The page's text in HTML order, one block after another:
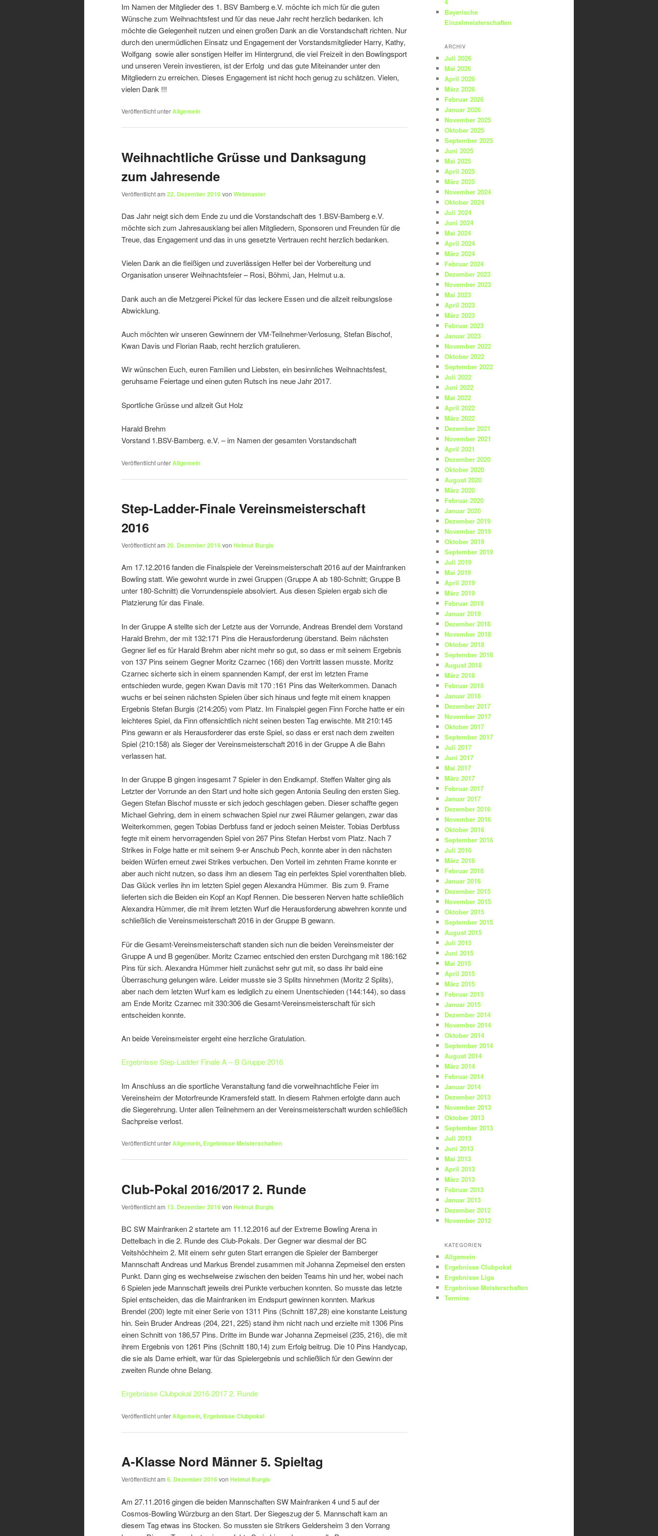
Im Namen der Mitglieder des 1. BSV Bamberg e.V. möchte ich mich für die guten
Wünsche zum Weihnachtsfest und für das neue Jahr recht herzlich bedanken. Ich
möchte die Gelegenheit nutzen und einen großen Dank an die Vorstandschaft richten. Nur
durch den unermüdlichen Einsatz und Engagement der Vorstandsmitglieder Harry, Kathy,
Wolfgang sowie aller sonstigen Helfer im Hintergrund, die viel Freizeit in den Bowlingsport
und unseren Verein investieren, ist der Erfolg und das gute Miteinander unter den
Mitgliedern zu erreichen. Dieses Engagement ist nicht hoch genug zu schätzen. Vielen,
vielen Dank !!!
Veröffentlicht unterAllgemein
Weihnachtliche Grüsse und Danksagung
zum Jahresende
Veröffentlicht am 22. Dezember 2016von Webmaster
Das Jahr neigt sich dem Ende zu und die Vorstandschaft des 1.BSV-Bamberg e.V.
möchte sich zum Jahresausklang bei allen Mitgliedern, Sponsoren und Freunden für die
Treue, das Engagement und das in uns gesetzte Vertrauen recht herzlich bedanken.
Vielen Dank an die fleißigen und zuverlässigen Helfer bei der Vorbereitung und
Organisation unserer Weihnachtsfeier – Rosi, Böhmi, Jan, Helmut u.a.
Dank auch an die Metzgerei Pickel für das leckere Essen und die allzeit reibungslose
Abwicklung.
Auch möchten wir unseren Gewinnern der VM-Teilnehmer-Verlosung, Stefan Bischof,
Kwan Davis und Florian Raab, recht herzlich gratulieren.
Wir wünschen Euch, euren Familien und Liebsten, ein besinnliches Weihnachtsfest,
geruhsame Feiertage und einen guten Rutsch ins neue Jahr 2017.
Sportliche Grüsse und allzeit Gut Holz
Harald Brehm
Vorstand 1.BSV-Bamberg. e.V. – im Namen der gesamten Vorstandschaft
Veröffentlicht unterAllgemein
Step-Ladder-Finale Vereinsmeisterschaft
2016
Veröffentlicht am 20. Dezember 2016von Helmut Burgis
Am 17.12.2016 fanden die Finalspiele der Vereinsmeisterschaft 2016 auf der Mainfranken
Bowling statt. Wie gewohnt wurde in zwei Gruppen (Gruppe A ab 180-Schnitt; Gruppe B
unter 180-Schnitt) die Vorrundenspiele absolviert. Aus diesen Spielen ergab sich die
Platzierung für das Finale.
In der Gruppe A stellte sich der Letzte aus der Vorrunde, Andreas Brendel dem Vorstand
Harald Brehm, der mit 132:171 Pins die Herausforderung überstand. Beim nächsten
Gegner lief es für Harald Brehm aber nicht mehr so gut, so dass er mit seinem Ergebnis
von 137 Pins seinem Gegner Moritz Czarnec (166) den Vortritt lassen musste. Moritz
Czarnec sicherte sich in einem spannenden Kampf, der erst im letzten Frame
entschieden wurde, gegen Kwan Davis mit 170 :161 Pins das Weiterkommen. Danach
wuchs er bei seinen nächsten Spielen über sich hinaus und fegte mit einem knappen
Ergebnis Stefan Burgis (214:205) vom Platz. Im Finalspiel gegen Finn Forche hatte er ein
leichteres Spiel, da Finn offensichtlich nicht seinen besten Tag erwischte. Mit 210:145
Pins gewann er als Herausforderer das erste Spiel, so dass er erst nach dem zweiten
Spiel (210:158) als Sieger der Vereinsmeisterschaft 2016 in der Gruppe A die Bahn
verlassen hat.
In der Gruppe B gingen insgesamt 7 Spieler in den Endkampf. Steffen Walter ging als
Letzter der Vorrunde an den Start und holte sich gegen Antonia Seuling den ersten Sieg.
Gegen Stefan Bischof musste er sich jedoch geschlagen geben. Dieser schaffte gegen
Michael Gehring, dem in einem schwachen Spiel nur zwei Räumer gelangen, zwar das
Weiterkommen, gegen Tobias Derbfuss fand er jedoch seinen Meister. Tobias Derbfuss
fegte mit einem hervorragenden Spiel von 267 Pins Stefan Herbst vom Platz. Nach 7
Strikes in Folge hatte er mit seinem 9-er Anschub Pech, konnte aber in den nächsten
beiden Würfen erneut zwei Strikes verbuchen. Den Vorteil im zehnten Frame konnte er
aber auch nicht nutzen, so dass ihm an diesem Tag ein perfektes Spiel vorenthalten blieb.
Das Glück verlies ihn im letzten Spiel gegen Alexandra Hümmer. Bis zum 9. Frame
lieferten sich die Beiden ein Kopf an Kopf Rennen. Die besseren Nerven hatte schließlich
Alexandra Hümmer, die mit ihrem letzten Wurf die Herausforderung abwehren konnte und
schließlich die Vereinsmeisterschaft 2016 in der Gruppe B gewann.
Für die Gesamt-Vereinsmeisterschaft standen sich nun die beiden Vereinsmeister der
Gruppe A und B gegenüber. Moritz Czarnec entschied den ersten Durchgang mit 186:162
Pins für sich. Alexandra Hümmer hielt zunächst sehr gut mit, so dass ihr bald eine
Überraschung gelungen wäre. Leider musste sie 3 Splits hinnehmen (Moritz 2 Splits),
aber nach dem letzten Wurf kam es lediglich zu einem Unentschieden (144:144), so dass
am Ende Moritz Czarnec mit 330:306 die Gesamt-Vereinsmeisterschaft für sich
entscheiden konnte.
An beide Vereinsmeister ergeht eine herzliche Gratulation.
Ergebnisse Step-Ladder Finale A – B Gruppe 2016
Im Anschluss an die sportliche Veranstaltung fand die vorweihnachtliche Feier im
Vereinsheim der Motorfreunde Kramersfeld statt. In diesem Rahmen erfolgte dann auch
die Siegerehrung. Unter allen Teilnehmern an der Vereinsmeisterschaft wurden schließlich
Sachpreise verlost.
Veröffentlicht unterAllgemein, Ergebnisse Meisterschaften
Club-Pokal 2016/2017 2. Runde
Veröffentlicht am 13. Dezember 2016von Helmut Burgis
BC SW Mainfranken 2 startete am 11.12.2016 auf der Extreme Bowling Arena in
Dettelbach in die 2. Runde des Club-Pokals. Der Gegner war diesmal der BC
Veitshöchheim 2. Mit einem sehr guten Start errangen die Spieler der Bamberger
Mannschaft Andreas und Markus Brendel zusammen mit Johanna Zepmeisel den ersten
Punkt. Dann ging es wechselweise zwischen den beiden Teams hin und her, wobei nach
6 Spielen jede Mannschaft jeweils drei Punkte verbuchen konnten. So musste das letzte
Spiel entscheiden, das die Mainfranken im Endspurt gewinnen konnten. Markus
Brendel (200) legte mit einer Serie von 1311 Pins (Schnitt 187,28) eine konstante Leistung
hin. Sein Bruder Andreas (204, 221, 225) stand ihm nicht nach und erzielte mit 1306 Pins
einen Schnitt von 186,57 Pins. Dritte im Bunde war Johanna Zepmeisel (235, 216), die mit
ihrem Ergebnis von 1261 Pins (Schnitt 180,14) zum Erfolg beitrug. Die 10 Pins Handycap,
die sie als Dame erhielt, war für das Spielergebnis und schließlich für den Gewinn der
zweiten Runde ohne Belang.
Ergebnisse Clubpokal 2016-2017 2. Runde
Veröffentlicht unterAllgemein, Ergebnisse Clubpokal
A-Klasse Nord Männer 5. Spieltag
Veröffentlicht am 6. Dezember 2016von Helmut Burgis
Am 27.11.2016 gingen die beiden Mannschaften SW Mainfranken 4 und 5 auf der
Cosmos-Bowling Würzburg an den Start. Der Siegeszug der 5. Mannschaft kam an
diesem Tag etwas ins Stocken. So mussten sie Strikers Geldersheim 3 den Vorrang
Bayerische
Einzelmeisterschaften
ARCHIV
Juli 2026
Mai 2026
April 2026
März 2026
Februar 2026
Januar 2026
November 2025
Oktober 2025
September 2025
Juni 2025
Mai 2025
April 2025
März 2025
November 2024
Oktober 2024
Juli 2024
Juni 2024
Mai 2024
April 2024
März 2024
Februar 2024
Dezember 2023
November 2023
Mai 2023
April 2023
März 2023
Februar 2023
Januar 2023
November 2022
Oktober 2022
September 2022
Juli 2022
Juni 2022
Mai 2022
April 2022
März 2022
Dezember 2021
November 2021
April 2021
Dezember 2020
Oktober 2020
August 2020
März 2020
Februar 2020
Januar 2020
Dezember 2019
November 2019
Oktober 2019
September 2019
Juli 2019
Mai 2019
April 2019
März 2019
Februar 2019
Januar 2019
Dezember 2018
November 2018
Oktober 2018
September 2018
August 2018
März 2018
Februar 2018
Januar 2018
Dezember 2017
November 2017
Oktober 2017
September 2017
Juli 2017
Juni 2017
Mai 2017
März 2017
Februar 2017
Januar 2017
Dezember 2016
November 2016
Oktober 2016
September 2016
Juli 2016
März 2016
Februar 2016
Januar 2016
Dezember 2015
November 2015
Oktober 2015
September 2015
August 2015
Juli 2015
Juni 2015
Mai 2015
April 2015
März 2015
Februar 2015
Januar 2015
Dezember 2014
November 2014
Oktober 2014
September 2014
August 2014
März 2014
Februar 2014
Januar 2014
Dezember 2013
November 2013
Oktober 2013
September 2013
Juli 2013
Juni 2013
Mai 2013
April 2013
März 2013
Februar 2013
Januar 2013
Dezember 2012
November 2012
KATEGORIEN
Allgemein
Ergebnisse Clubpokal
Ergebnisse Liga
Ergebnisse Meisterschaften
Termine